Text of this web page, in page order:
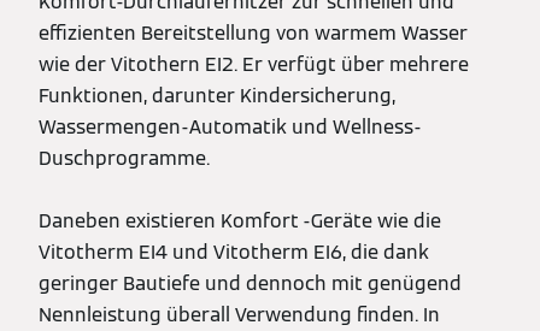
effizienten Bereitstellung von warmem Wasser
wie der Vitothern EI2. Er verfügt über mehrere
Funktionen, darunter Kindersicherung,
Wassermengen-Automatik und Wellness-
Duschprogramme.
Daneben existieren Komfort -Geräte wie die
Vitotherm EI4 und Vitotherm EI6, die dank
geringer Bautiefe und dennoch mit genügend
Nennleistung überall Verwendung finden. In